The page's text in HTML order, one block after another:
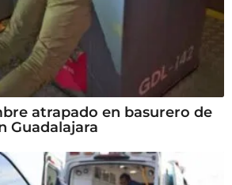
atrapado en basurero de
Guadalajara